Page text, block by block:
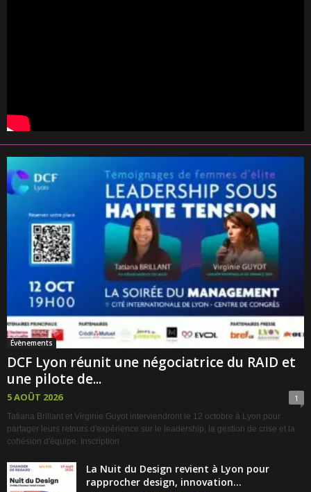
Évènements
DCF Lyon réunit une négociatrice du RAID et
une pilote de...
5 AOÛT 2026 1
Tatiana Brillant et Virginie Guyot interviendront le 12 octobre à Lyon pour
partager leurs retours d'expérience sur le leadership, la gestion de crise et la
cohésion d'équipe. Inscription
La Nuit du Design revient à Lyon pour
rapprocher design, innovation...